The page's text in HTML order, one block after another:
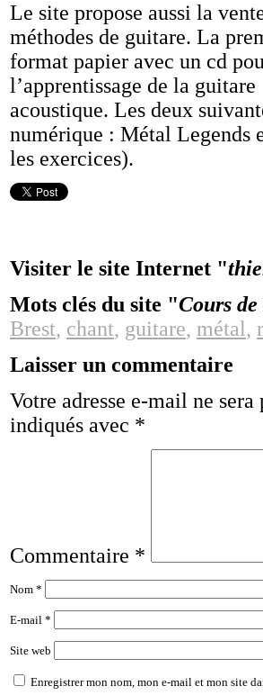
Le site propose aussi la
méthodes de guitare. La
format papier avec un cd
l’apprentissage de la guitare
acoustique. Les deux
numérique : Métal Legends
les exercices).
Visiter le site Internet "
Mots clés du site "Cours
Brest, chant, guitare, métal,
Laisser un commentaire
Votre adresse e-mail ne sera
indiqués avec *
Commentaire *
Nom *
E-mail *
Site web
Enregistrer mon nom, mon e-mail et mon site